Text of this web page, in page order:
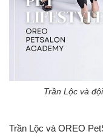
Trần Lộc và
Trần Lộc và OREO